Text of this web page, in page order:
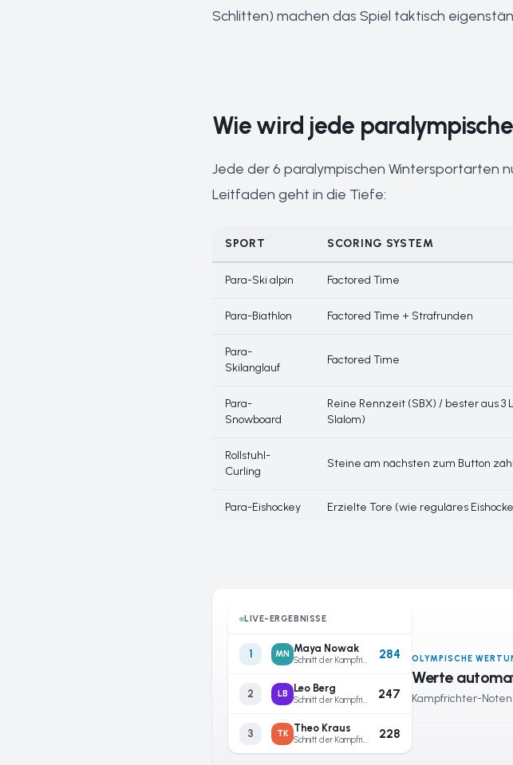
Schlitten) machen das Spiel taktisch
Wie wird jede
Jede der 6 paralympischen Wintersportarten
Leitfaden geht in die Tiefe:
SPORT SCORING SYSTEM
Para-Ski alpin Factored Time
Para-Biathlon Factored Time + Strafrunden
Para-
Skilanglauf
Factored Time
Para-
Snowboard
Reine Rennzeit (SBX) / bester aus 3
Slalom)
Rollstuhl-
Curling
Steine am nächsten zum Button
Para-Eishockey Erzielte Tore (wie reguläres
LIVE-ERGEBNISSE
1 MN Maya Nowak
Schnitt der Kampfrichter 284
2 LB Leo Berg
Schnitt der Kampfrichter 247
3 TK Theo Kraus
Schnitt der Kampfrichter 228
OLYMPISCHE
Werte
Kampfrichter-